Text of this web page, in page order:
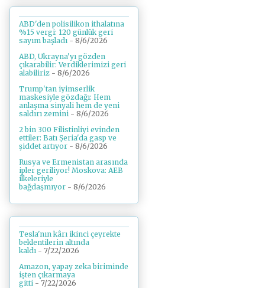
ABD'den polisilikon ithalatına
%15 vergi: 120 günlük geri
sayım başladı - 8/6/2026
ABD, Ukrayna'yı gözden
çıkarabilir: Verdiklerimizi geri
alabiliriz - 8/6/2026
Trump'tan iyimserlik
maskesiyle gözdağı: Hem
anlaşma sinyali hem de yeni
saldırı zemini - 8/6/2026
2 bin 300 Filistinliyi evinden
ettiler: Batı Şeria'da gasp ve
şiddet artıyor - 8/6/2026
Rusya ve Ermenistan arasında
ipler geriliyor! Moskova: AEB
ilkeleriyle
bağdaşmıyor - 8/6/2026
Tesla'nın kârı ikinci çeyrekte
beklentilerin altında
kaldı - 7/22/2026
Amazon, yapay zeka biriminde
işten çıkarmaya
gitti - 7/22/2026